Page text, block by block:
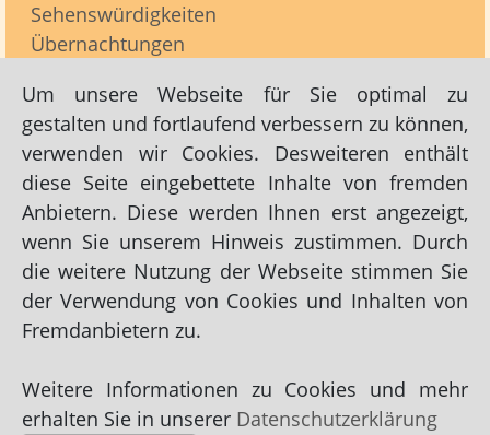
Sehenswürdigkeiten
Übernachtungen
Porzellan
Empfohlene Links zu Einkaufen / Shopping -> Porzellan:
Haus Hohenfels / Parfümerie Hohenfels Rudolf Antony
Links zu Einkaufen / Shopping -> Porzellan:
Denker + Kröger Duty Free Shop Jens Kröger
Impressum| Datenschutz|AGB
Um unsere Webseite für Sie optimal zu
gestalten und fortlaufend verbessern zu können,
verwenden wir Cookies. Desweiteren enthält
diese Seite eingebettete Inhalte von fremden
Anbietern. Diese werden Ihnen erst angezeigt,
wenn Sie unserem Hinweis zustimmen. Durch
die weitere Nutzung der Webseite stimmen Sie
der Verwendung von Cookies und Inhalten von
Fremdanbietern zu.
Weitere Informationen zu Cookies und mehr
erhalten Sie in unserer Datenschutzerklärung